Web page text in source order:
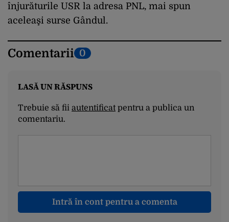
înjurăturile USR la adresa PNL, mai spun
aceleaşi surse Gândul.
Comentarii 0
LASĂ UN RĂSPUNS
Trebuie să fii autentificatpentru a publica un
comentariu.
Intră în cont pentru a comenta